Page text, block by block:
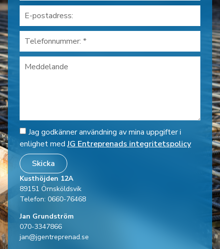
Jag godkänner användning av mina uppgifter i
enlighet medJG Entreprenads integritetspolicy
Skicka
Kusthöjden 12A
89151 Örnsköldsvik
Telefon: 0660-76468
Jan Grundström
070-3347866
jan@jgentreprenad.se